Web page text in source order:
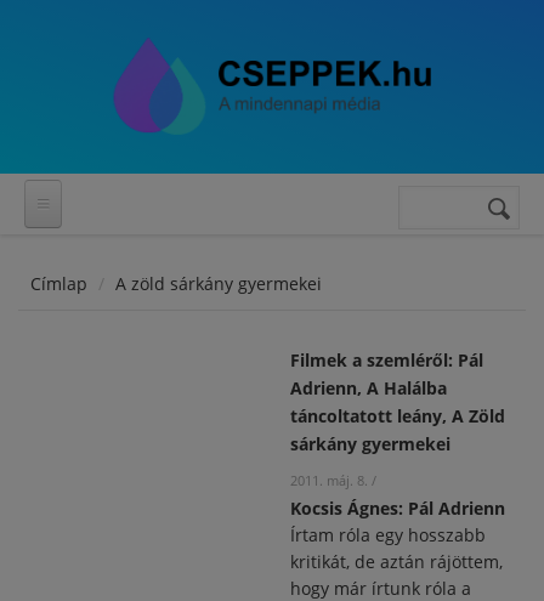
Keresés
Címlap A zöld sárkány gyermekei
Filmek a szemléről: Pál
Adrienn, A Halálba
táncoltatott leány, A Zöld
sárkány gyermekei
2011. máj. 8. /
Kocsis Ágnes: Pál Adrienn
Írtam róla egy hosszabb
kritikát, de aztán rájöttem,
hogy már írtunk róla a